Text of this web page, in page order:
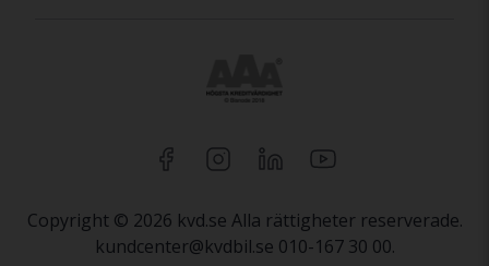
Copyright © 2026 kvd.se Alla rättigheter reserverade.
kundcenter@kvdbil.se 010-167 30 00.